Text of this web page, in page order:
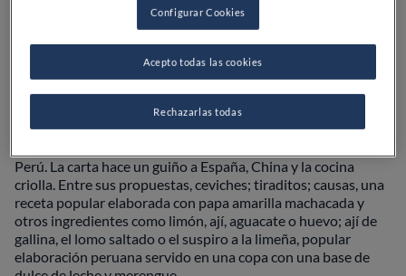
AÑADIR A FAVORITOS
Este espacio recibe el nombre de uno de los apellidos más
Quispe. Más de un millón de personas
cuentan con este apellido. Quispe es un homenaje a la
Perú. La carta hace un guiño a España, China y la cocina
criolla. Entre sus propuestas, ceviches; tiraditos; causas, una
receta popular elaborada con papa amarilla machacada y
otros ingredientes como limón, ají, aguacate o huevo; ají de
gallina, el lomo saltado o el suspiro a la limeña, popular
elaboración peruana servido en una copa con una base de
Configurar Cookies
Rechazarlas todas
Acepto todas las cookies